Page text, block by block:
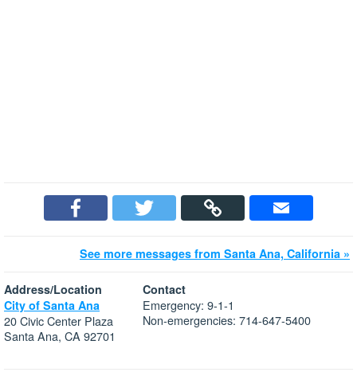
See more messages from Santa Ana, California »
Address/Location
City of Santa Ana
20 Civic Center Plaza
Santa Ana, CA 92701
Contact
Emergency: 9-1-1
Non-emergencies: 714-647-5400